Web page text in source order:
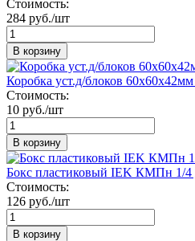
Стоимость:
284 руб./шт
В корзину
Коробка уст.д/блоков
Стоимость:
10 руб./шт
В корзину
Бокс пластиковый IEK КМПн 1/4
Стоимость:
126 руб./шт
В корзину